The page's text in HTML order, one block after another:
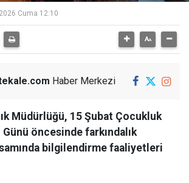
Cuma 12:10
Haber Merkezi
Müdürlüğü, 15 Şubat Çocukluk
Günü öncesinde farkındalık
bilgilendirme faaliyetleri